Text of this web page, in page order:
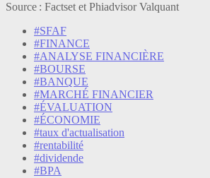
Source : Factset et Phiadvisor Valquant
#SFAF
#FINANCE
#ANALYSE FINANCIÈRE
#BOURSE
#BANQUE
#MARCHÉ FINANCIER
#ÉVALUATION
#ÉCONOMIE
#taux d'actualisation
#rentabilité
#dividende
#BPA